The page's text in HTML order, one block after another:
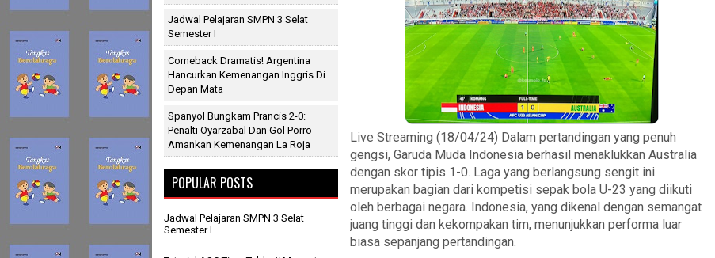
Live Streaming (18/04/24) Dalam pertandingan yang penuh
gengsi, Garuda Muda Indonesia berhasil menaklukkan Australia
dengan skor tipis 1-0. Laga yang berlangsung sengit ini
merupakan bagian dari kompetisi sepak bola U-23 yang diikuti
oleh berbagai negara. Indonesia, yang dikenal dengan semangat
juang tinggi dan kekompakan tim, menunjukkan performa luar
biasa sepanjang pertandingan.
Jadwal Pelajaran SMPN 3 Selat
Semester I
Comeback Dramatis! Argentina
Hancurkan Kemenangan Inggris Di
Depan Mata
Spanyol Bungkam Prancis 2-0:
Penalti Oyarzabal Dan Gol Porro
Amankan Kemenangan La Roja
POPULAR POSTS
Jadwal Pelajaran SMPN 3 Selat
Semester I